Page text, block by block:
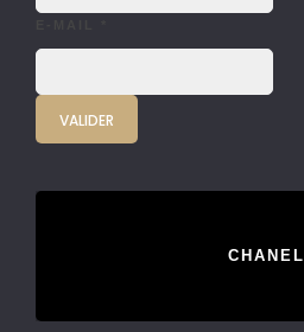
CHANEL